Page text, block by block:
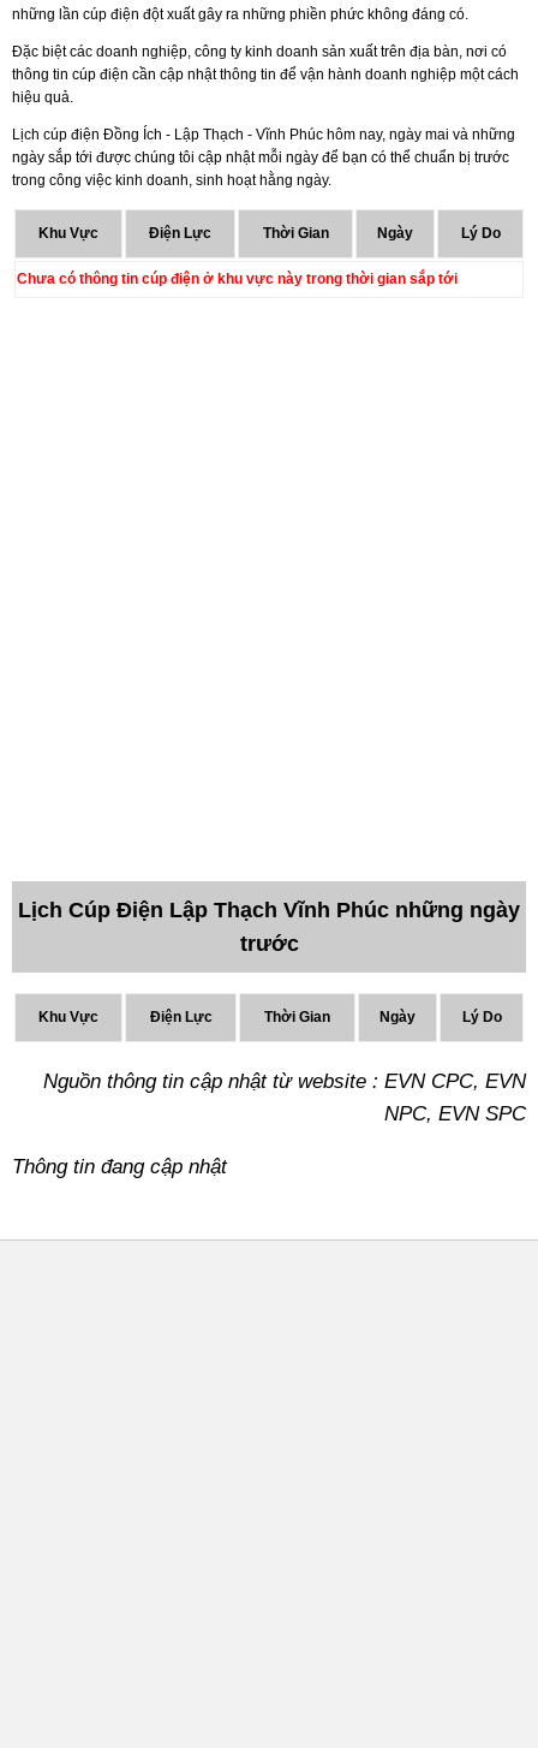
những lần cúp điện đột xuất gây ra những phiền phức không đáng có.
Đặc biệt các doanh nghiệp, công ty kinh doanh sản xuất trên địa bàn, nơi có
thông tin cúp điện cần cập nhật thông tin để vận hành doanh nghiệp một cách
hiệu quả.
Lịch cúp điện Đồng Ích - Lập Thạch - Vĩnh Phúc hôm nay, ngày mai và những
ngày sắp tới được chúng tôi cập nhật mỗi ngày để bạn có thể chuẩn bị trước
trong công việc kinh doanh, sinh hoạt hằng ngày.
Khu Vực Điện Lực Thời Gian Ngày Lý Do
Chưa có thông tin cúp điện ở khu vực này trong thời gian sắp tới
Lịch Cúp Điện Lập Thạch Vĩnh Phúc những ngày
trước
Khu Vực Điện Lực Thời Gian Ngày Lý Do
Nguồn thông tin cập nhật từ website : EVN CPC, EVN
NPC, EVN SPC
Thông tin đang cập nhật